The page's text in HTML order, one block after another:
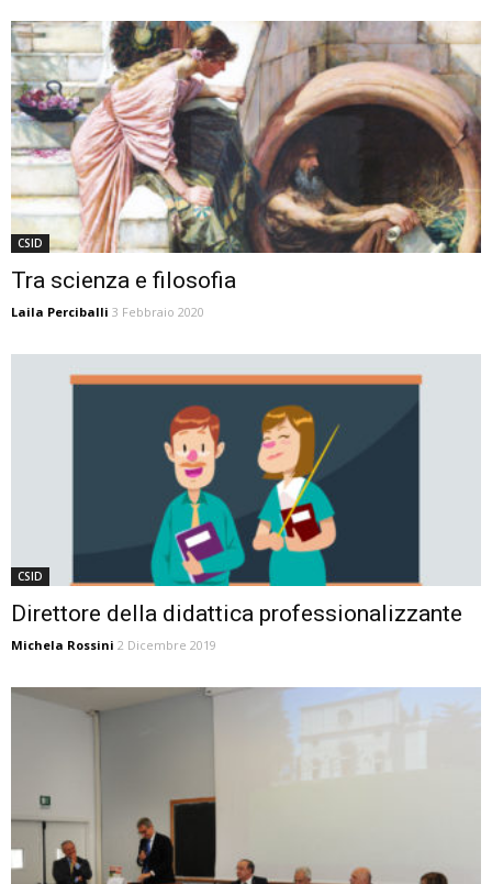
CSID
Tra scienza e filosofia
Laila Perciballi 3 Febbraio 2020
CSID
Direttore della didattica professionalizzante
Michela Rossini 2 Dicembre 2019